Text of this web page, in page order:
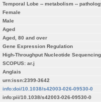
Temporal Lobe -- metabolism --
Female
Male
Aged
Aged, 80 and over
Gene Expression Regulation
High-Throughput Nucleotide Sequencing
SCOPUS: ar.j
Anglais
urn:issn:2399-3642
info:doi/10.1038/s42003-026-09530-0
info:pii/10.1038/s42003-026-09530-0